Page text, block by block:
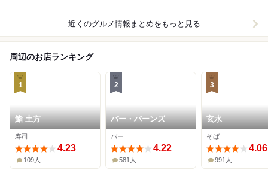
近くのグルメ情報まとめをもっと見る
周辺のお店ランキング
1
鮨 土方
寿司
4.23
109人
2
バー・バーンズ
バー
4.22
581人
3
玄水
そば
4.06
991人